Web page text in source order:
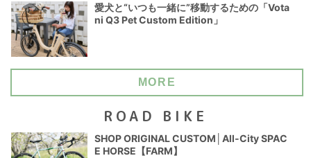
愛犬と“いつも一緒に”移動するための「Vota
ni Q3 Pet Custom Edition」
MORE
ROAD BIKE
SHOP ORIGINAL CUSTOM│All-City SPAC
E HORSE【FARM】